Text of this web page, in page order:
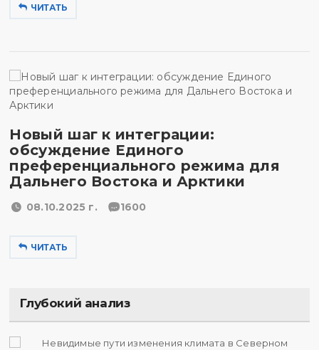
ЧИТАТЬ
Новый шаг к интеграции:
обсуждение Единого
преференциального режима для
Дальнего Востока и Арктики
08.10.2025 г. 1600
ЧИТАТЬ
Глубокий анализ